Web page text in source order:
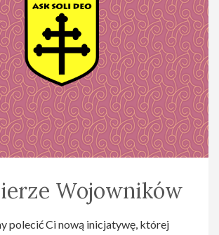
Wojowników
polecić Ci nową inicjatywę, której